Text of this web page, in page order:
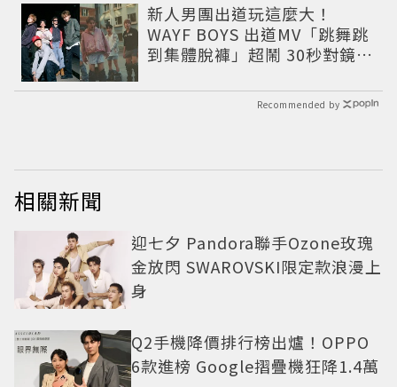
新人男團出道玩這麼大！
WAYF BOYS 出道MV「跳舞跳
到集體脫褲」超鬧 30秒對鏡清
Recommended by
相關新聞
迎七夕 Pandora聯手Ozone玫瑰
金放閃 SWAROVSKI限定款浪漫上
身
Q2手機降價排行榜出爐！OPPO
6款進榜 Google摺疊機狂降1.4萬